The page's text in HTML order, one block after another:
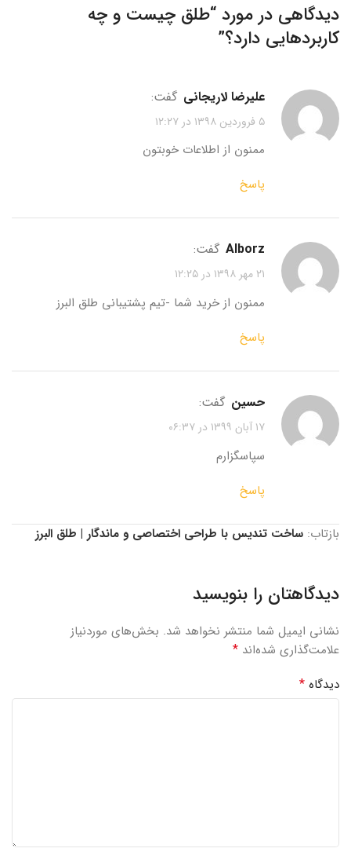
دیدگاهی در مورد “طلق چیست و چه
کاربردهایی دارد؟”
علیرضا لاریجانی گفت:
۵ فروردین ۱۳۹۸ در ۱۲:۲۷
ممنون از اطلاعات خوبتون
پاسخ
alborz گفت:
۲۱ مهر ۱۳۹۸ در ۱۲:۲۵
ممنون از خرید شما -تیم پشتیبانی طلق البرز
پاسخ
حسین گفت:
۱۷ آبان ۱۳۹۹ در ۰۶:۳۷
سپاسگزارم
پاسخ
بازتاب: ساخت تندیس با طراحی اختصاصی و ماندگار | طلق البرز
دیدگاهتان را بنویسید
نشانی ایمیل شما منتشر نخواهد شد. بخش‌های موردنیاز
علامت‌گذاری شده‌اند *
دیدگاه *